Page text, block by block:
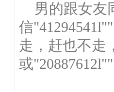
男的跟女友
信
走，赶也不走
或